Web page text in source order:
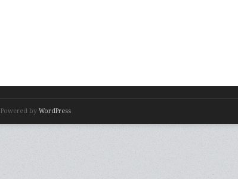
Powered by WordPress